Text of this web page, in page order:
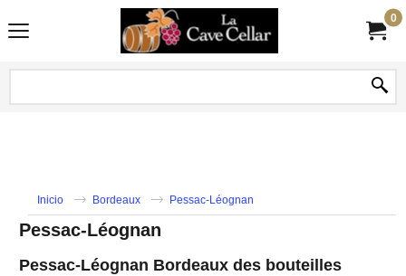
0
Inicio Bordeaux Pessac-Léognan
Pessac-Léognan
Pessac-Léognan Bordeaux des bouteilles